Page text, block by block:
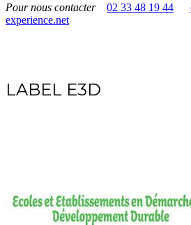
Pour nous contacter
02 33 48 19 44
experience.net
LABEL E3D